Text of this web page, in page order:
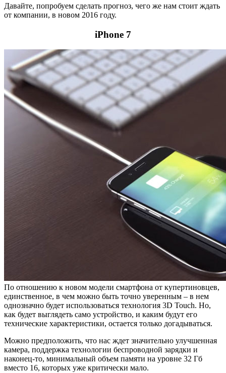
Давайте, попробуем сделать прогноз, чего же нам стоит ждать
от компании, в новом 2016 году.
iPhone 7
По отношению к новом модели смартфона от купертиновцев,
единственное, в чем можно быть точно уверенным – в нем
однозначно будет использоваться технология 3D Touch. Но,
как будет выглядеть само устройство, и каким будут его
технические характеристики, остается только догадываться.
Можно предположить, что нас ждет значительно улучшенная
камера, поддержка технологии беспроводной зарядки и
наконец-то, минимальный объем памяти на уровне 32 Гб
вместо 16, которых уже критически мало.